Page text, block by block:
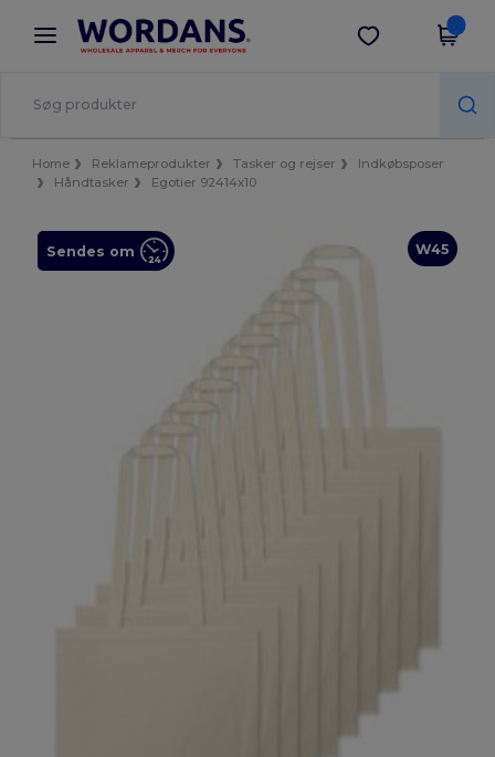
× Wordans-app
Bedre priser i appen!
Hent app
Home Reklameprodukter Tasker og rejser
Indkøbsposer
Håndtasker
Egotier 92414x10
W45
Sendes om